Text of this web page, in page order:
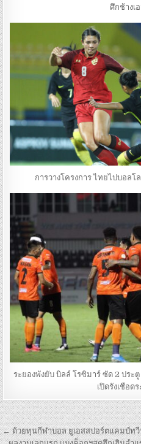
ศึกช้างเ
การวางโครงการ ไทยไปบอลโ
ระยองพังยับ บิลล์ โรซิมาร์ ซัด 2 ประ
เปิดรังเชือด
เมนู
← ด้วยทุนกีฬา​บอล ยูเอสสปอร์ตแคมป์ทวี